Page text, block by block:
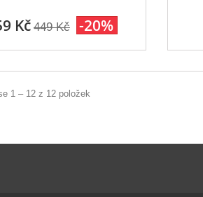
Kč 449 Kč -20%
1 – 12 z 12 položek